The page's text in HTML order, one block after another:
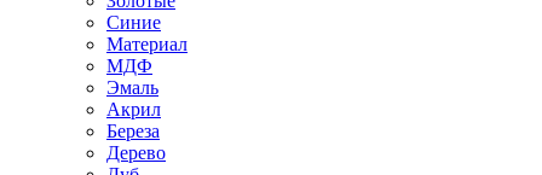
Синие
Материал
МДФ
Эмаль
Акрил
Береза
Дерево